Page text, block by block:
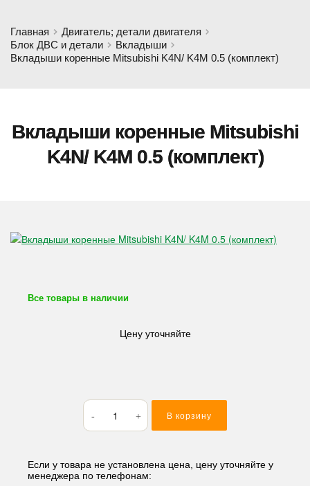
Главная
Двигатель; детали двигателя
Блок ДВС и детали
Вкладыши
Вкладыши коренные Mitsubishi K4N/ K4M 0.5 (комплект)
Вкладыши коренные Mitsubishi
K4N/ K4M 0.5 (комплект)
Все товары в наличии
Цену уточняйте
Количество
товара
Вкладыши
Mitsubishi
K4N/
В корзину
Если у товара не установлена цена, цену уточняйте у
менеджера по телефонам: